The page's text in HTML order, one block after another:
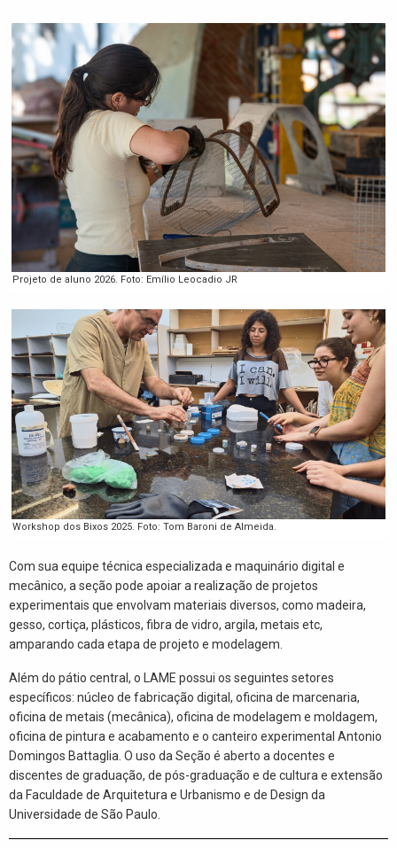
Projeto de aluno 2026. Foto: Emílio Leocadio JR
Workshop dos Bixos 2025. Foto: Tom Baroni de Almeida.
Com sua equipe técnica especializada e maquinário digital e
mecânico, a seção pode apoiar a realização de projetos
experimentais que envolvam materiais diversos, como madeira,
gesso, cortiça, plásticos, fibra de vidro, argila, metais etc,
amparando cada etapa de projeto e modelagem.
Além do pátio central, o LAME possui os seguintes setores
específicos: núcleo de fabricação digital, oficina de marcenaria,
oficina de metais (mecânica), oficina de modelagem e moldagem,
oficina de pintura e acabamento e o canteiro experimental Antonio
Domingos Battaglia. O uso da Seção é aberto a docentes e
discentes de graduação, de pós-graduação e de cultura e extensão
da Faculdade de Arquitetura e Urbanismo e de Design da
Universidade de São Paulo.